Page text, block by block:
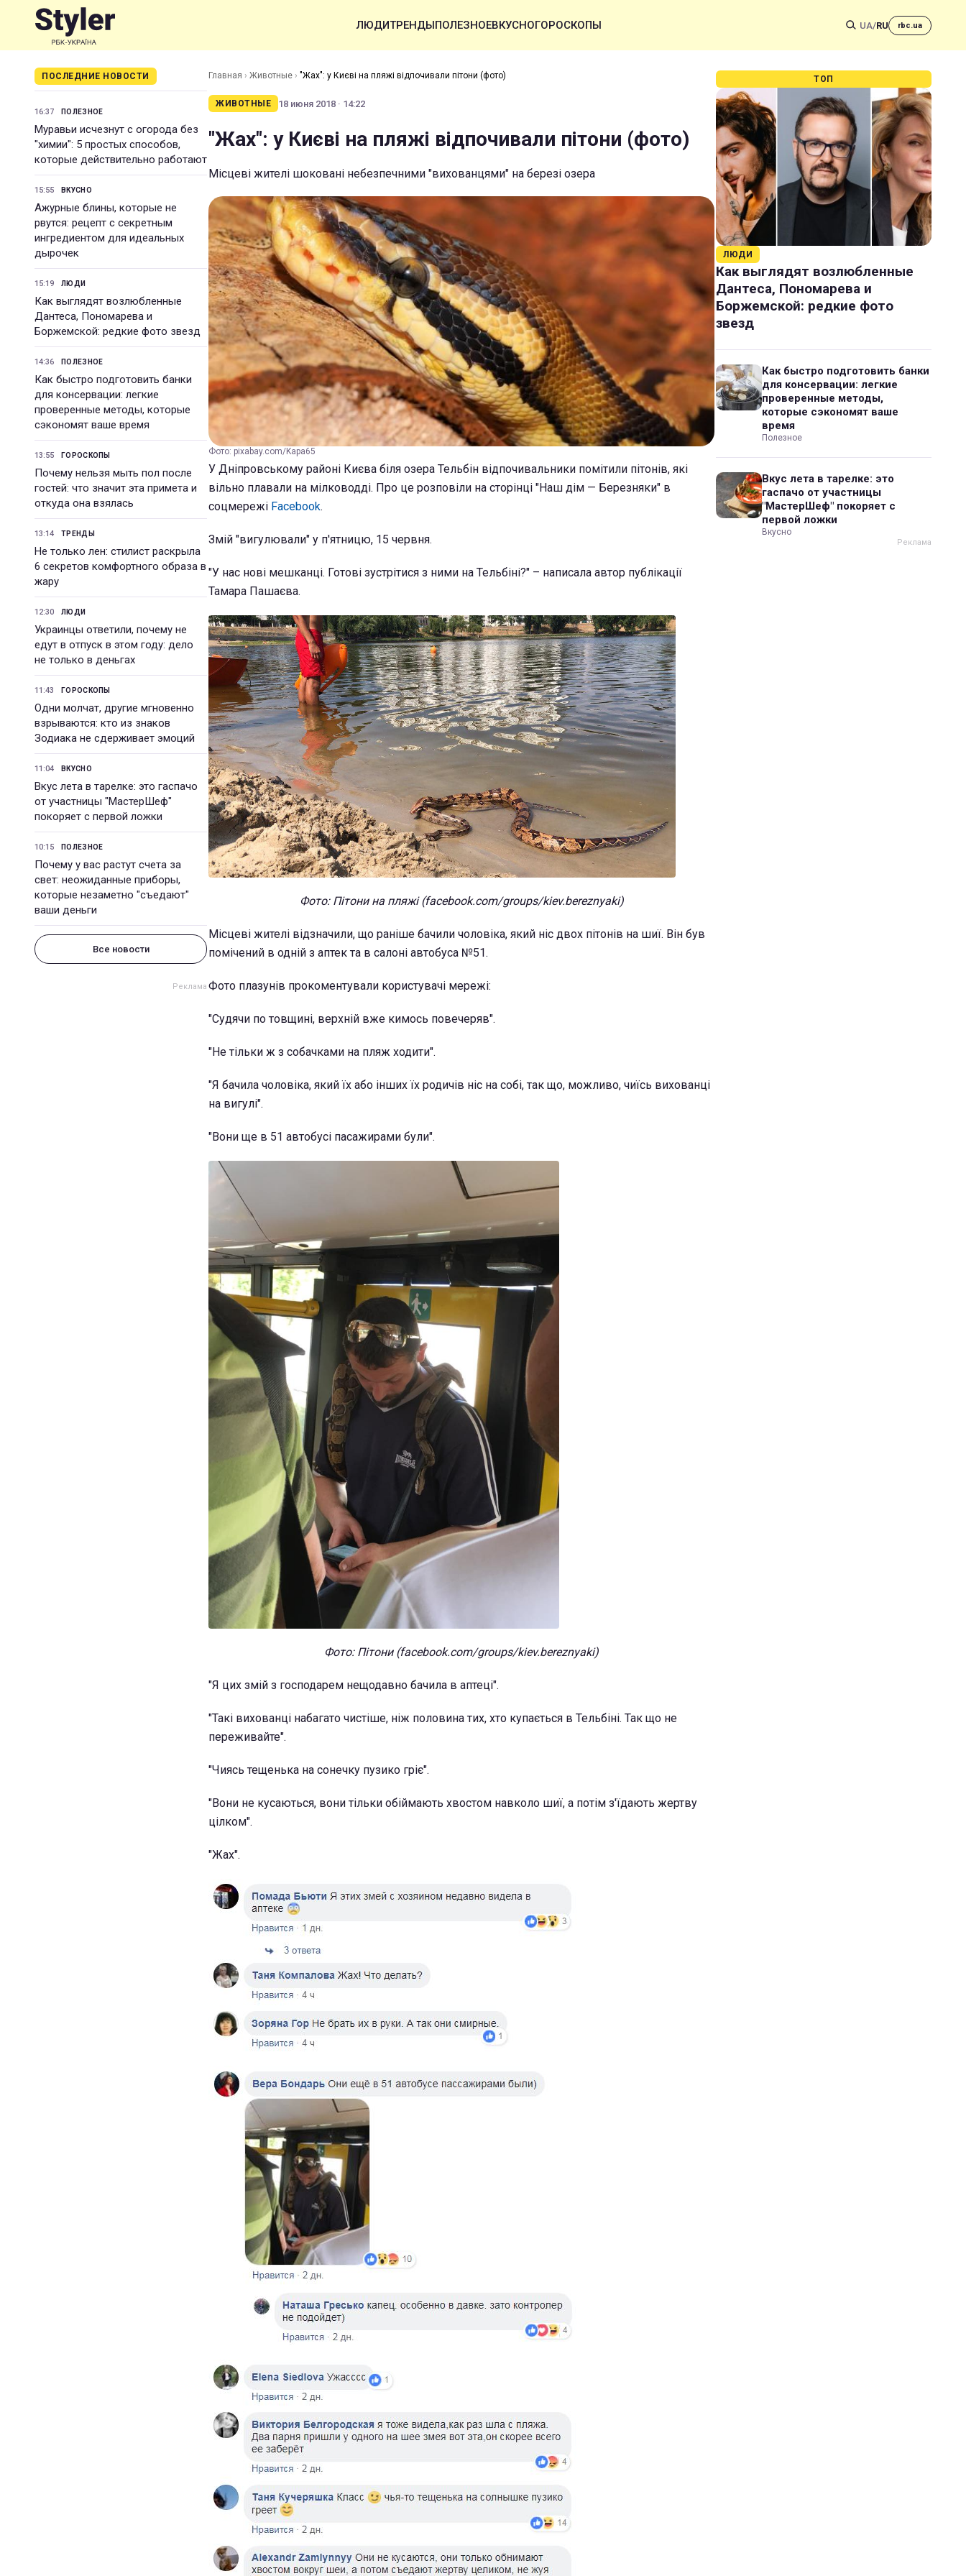
ЛЮДИТРЕНДЫПОЛЕЗНОЕВКУСНОГОРОСКОПЫ UA/RU rbc.ua
ПОСЛЕДНИЕ НОВОСТИ
16:37 ПОЛЕЗНОЕ
Муравьи исчезнут с огорода без
"химии": 5 простых способов,
которые действительно работают
15:55 ВКУСНО
Ажурные блины, которые не
рвутся: рецепт с секретным
ингредиентом для идеальных
дырочек
15:19 ЛЮДИ
Как выглядят возлюбленные
Дантеса, Пономарева и
Боржемской: редкие фото звезд
14:36 ПОЛЕЗНОЕ
Как быстро подготовить банки
для консервации: легкие
проверенные методы, которые
сэкономят ваше время
13:55 ГОРОСКОПЫ
Почему нельзя мыть пол после
гостей: что значит эта примета и
откуда она взялась
13:14 ТРЕНДЫ
Не только лен: стилист раскрыла
6 секретов комфортного образа в
жару
12:30 ЛЮДИ
Украинцы ответили, почему не
едут в отпуск в этом году: дело
не только в деньгах
11:43 ГОРОСКОПЫ
Одни молчат, другие мгновенно
взрываются: кто из знаков
Зодиака не сдерживает эмоций
11:04 ВКУСНО
Вкус лета в тарелке: это гаспачо
от участницы "МастерШеф"
покоряет с первой ложки
10:15 ПОЛЕЗНОЕ
Почему у вас растут счета за
свет: неожиданные приборы,
которые незаметно "съедают"
ваши деньги
Все новости
Главная › Животные › "Жах": у Києві на пляжі відпочивали пітони (фото)
ЖИВОТНЫЕ 18 июня 2018 · 14:22
"Жах": у Києві на пляжі відпочивали пітони (фото)
Місцеві жителі шоковані небезпечними "вихованцями" на березі озера
Фото: pixabay.com/Kapa65
У Дніпровському районі Києва біля озера Тельбін відпочивальники помітили пітонів, які
вільно плавали на мілководді. Про це розповіли на сторінці "Наш дім — Березняки" в
соцмережі Facebook.
Змій "вигулювали" у п'ятницю, 15 червня.
"У нас нові мешканці. Готові зустрітися з ними на Тельбіні?" – написала автор публікації
Тамара Пашаєва.
Фото: Пітони на пляжі (facebook.com/groups/kiev.bereznyaki)
Місцеві жителі відзначили, що раніше бачили чоловіка, який ніс двох пітонів на шиї. Він був
помічений в одній з аптек та в салоні автобуса №51.
Фото плазунів прокоментували користувачі мережі:
"Судячи по товщині, верхній вже кимось повечеряв".
"Не тільки ж з собачками на пляж ходити".
"Я бачила чоловіка, який їх або інших їх родичів ніс на собі, так що, можливо, чиїсь вихованці
на вигулі".
"Вони ще в 51 автобусі пасажирами були".
Фото: Пітони (facebook.com/groups/kiev.bereznyaki)
"Я цих змій з господарем нещодавно бачила в аптеці".
"Такі вихованці набагато чистіше, ніж половина тих, хто купається в Тельбіні. Так що не
переживайте".
"Чиясь тещенька на сонечку пузико гріє".
"Вони не кусаються, вони тільки обіймають хвостом навколо шиї, а потім з'їдають жертву
цілком".
"Жах".
ТОП
ЛЮДИ
Как выглядят возлюбленные
Дантеса, Пономарева и
Боржемской: редкие фото
звезд
Как быстро подготовить банки
для консервации: легкие
проверенные методы,
которые сэкономят ваше
время
Полезное
Вкус лета в тарелке: это
гаспачо от участницы
"МастерШеф" покоряет с
первой ложки
Вкусно